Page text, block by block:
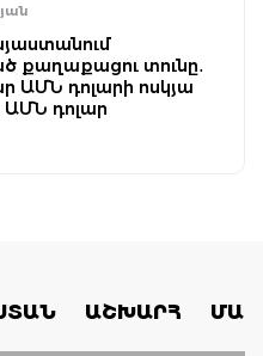
քաղաքացու տունը․
ԱՄՆ դոլարի ոսկյա
դոլար
ԱՇԽԱՐՀ